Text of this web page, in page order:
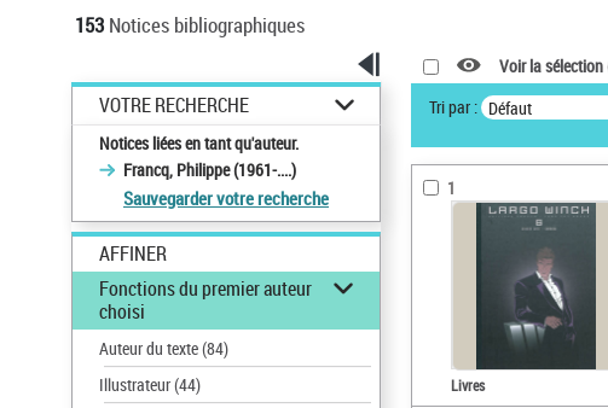
153 Notices bibliographiques
VOTRE RECHERCHE
Notices liées en tant qu'auteur.
Francq, Philippe (1961-....)
Sauvegarder votre recherche
AFFINER
Fonctions du premier auteur
choisi
Auteur du texte(84)
Illustrateur(44)
Voir la sélection
Tri par : Défaut
1
Livres